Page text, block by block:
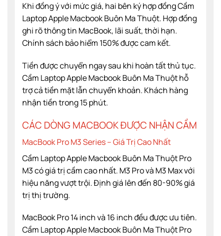
Khi đồng ý với mức giá, hai bên ký hợp đồng Cầm
Laptop Apple Macbook Buôn Ma Thuột. Hợp đồng
ghi rõ thông tin MacBook, lãi suất, thời hạn.
Chính sách bảo hiểm 150% được cam kết.
Tiền được chuyển ngay sau khi hoàn tất thủ tục.
Cầm Laptop Apple Macbook Buôn Ma Thuột hỗ
trợ cả tiền mặt lẫn chuyển khoản. Khách hàng
nhận tiền trong 15 phút.
CÁC DÒNG MACBOOK ĐƯỢC NHẬN CẦM
MacBook Pro M3 Series – Giá Trị Cao Nhất
Cầm Laptop Apple Macbook Buôn Ma Thuột Pro
M3 có giá trị cầm cao nhất. M3 Pro và M3 Max với
hiệu năng vượt trội. Định giá lên đến 80-90% giá
trị thị trường.
MacBook Pro 14 inch và 16 inch đều được ưu tiên.
Cầm Laptop Apple Macbook Buôn Ma Thuột Pro